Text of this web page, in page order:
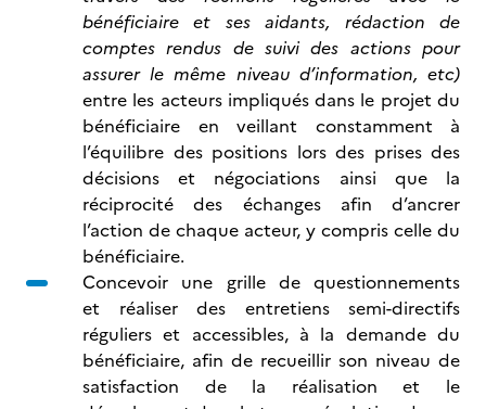
bénéficiaire et ses aidants, rédaction de
comptes rendus de suivi des actions pour
assurer le même niveau d’information, etc)
entre les acteurs impliqués dans le projet du
bénéficiaire en veillant constamment à
l’équilibre des positions lors des prises des
décisions et négociations ainsi que la
réciprocité des échanges afin d’ancrer
l’action de chaque acteur, y compris celle du
bénéficiaire.
Concevoir une grille de questionnements
et réaliser des entretiens semi-directifs
réguliers et accessibles, à la demande du
bénéficiaire, afin de recueillir son niveau de
satisfaction de la réalisation et le